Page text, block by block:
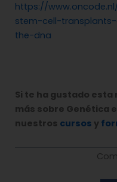
https://
stem-cell-
the-dna
Si te ha gustado
más sobre Genética
nuestros cursos y